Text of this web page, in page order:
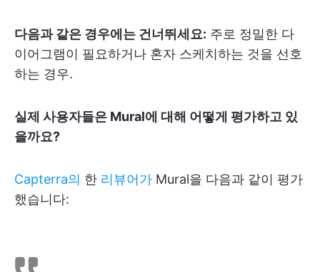
다음과 같은 경우에는 건너뛰세요: 주로 정밀한 다
이어그램이 필요하거나 혼자 스케치하는 것을 선호
하는 경우.
실제 사용자들은 Mural에 대해 어떻게 평가하고 있
을까요?
Capterra의 한 리뷰어가 Mural을 다음과 같이 평가
했습니다: